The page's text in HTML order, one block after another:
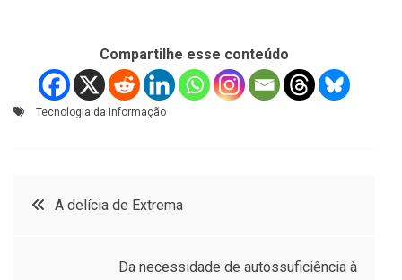
Compartilhe esse conteúdo
Tecnologia da Informação
Navegação
A delícia de Extrema
Da necessidade de autossuficiência à